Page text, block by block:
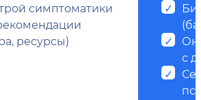
симптоматики
ресурсы)
с